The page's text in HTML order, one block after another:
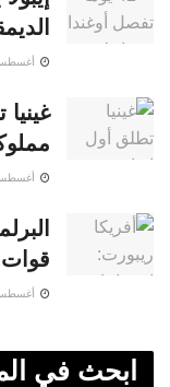
أغسطس 7,
أغسطس 7,
أغسطس 7,
ابحث في